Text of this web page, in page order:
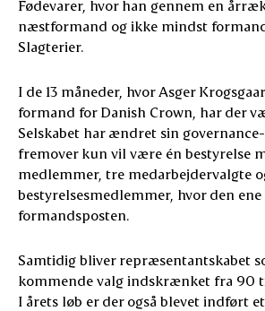
Fødevarer, hvor han gennem en
næstformand og ikke mindst
Slagterier.
I de 13 måneder, hvor Asger
formand for Danish Crown, har der
Selskabet har ændret sin
fremover kun vil være én bestyrelse
medlemmer, tre medarbejdervalgte
bestyrelsesmedlemmer, hvor den
formandsposten.
Samtidig bliver repræsentantskabet
kommende valg indskrænket fra 90
I årets løb er der også blevet indført et